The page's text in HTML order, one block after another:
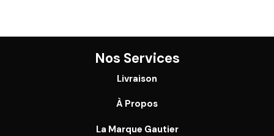
Nos Services
Livraison
À Propos
La Marque Gautier